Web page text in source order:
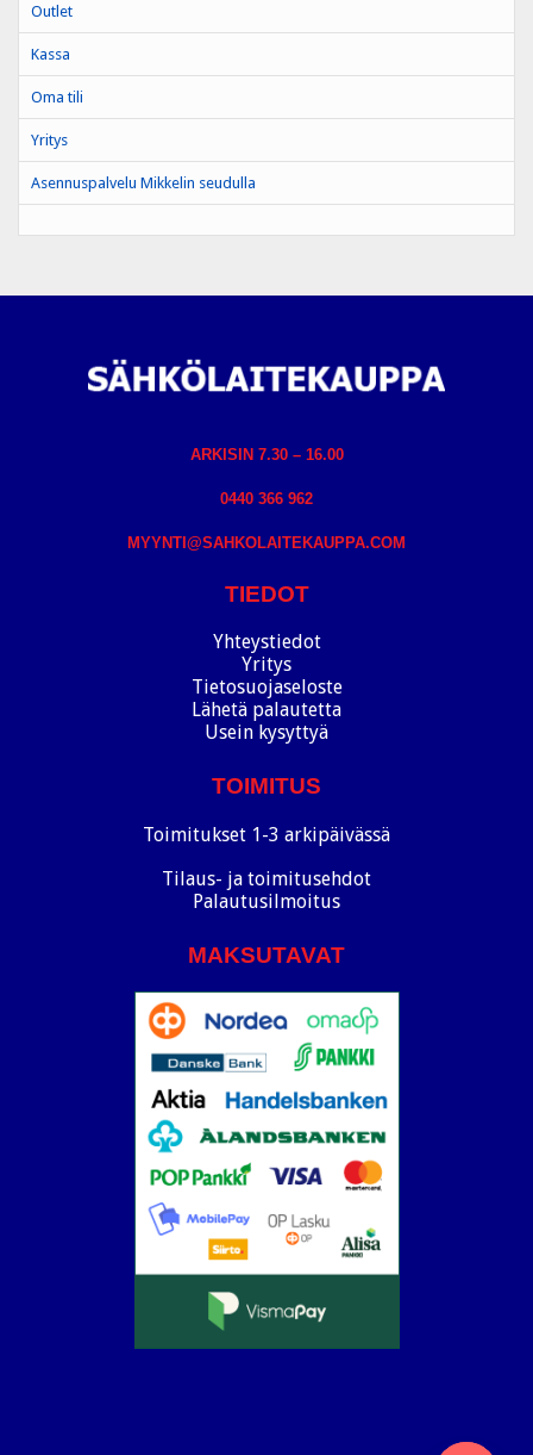
Outlet
Kassa
Oma tili
Yritys
Asennuspalvelu Mikkelin seudulla
ARKISIN 7.30 – 16.00
0440 366 962
MYYNTI@SAHKOLAITEKAUPPA.COM
TIEDOT
Yhteystiedot
Yritys
Tietosuojaseloste
Lähetä palautetta
Usein kysyttyä
TOIMITUS
Toimitukset 1-3 arkipäivässä
Tilaus- ja toimitusehdot
Palautusilmoitus
MAKSUTAVAT